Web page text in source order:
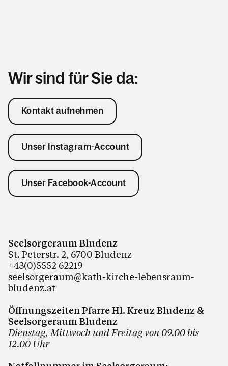
Wir sind für Sie da:
Kontakt aufnehmen
Unser Instagram-Account
Unser Facebook-Account
Seelsorgeraum Bludenz
St. Peterstr. 2, 6700 Bludenz
+43(0)5552 62219
seelsorgeraum@kath-kirche-lebensraum-
bludenz.at
Öffnungszeiten Pfarre Hl. Kreuz Bludenz &
Seelsorgeraum Bludenz
Dienstag, Mittwoch und Freitag von 09.00 bis
12.00 Uhr